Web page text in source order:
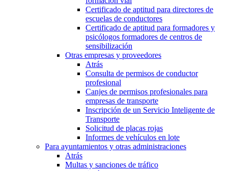
Certificado de aptitud para directores de
escuelas de conductores
Certificado de aptitud para formadores y
psicólogos formadores de centros de
sensibilización
Otras empresas y proveedores
Atrás
Consulta de permisos de conductor
profesional
Canjes de permisos profesionales para
empresas de transporte
Inscripción de un Servicio Inteligente de
Transporte
Solicitud de placas rojas
Informes de vehículos en lote
Para ayuntamientos y otras administraciones
Atrás
Multas y sanciones de tráfico